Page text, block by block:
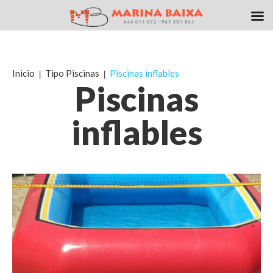
Piscinas
inflables
Inicio Tipo Piscinas Piscinas inflables